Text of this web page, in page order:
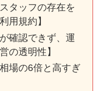
タッフの存在を
用規約】
確認できず、運
の透明性】
場の6倍と高すぎ